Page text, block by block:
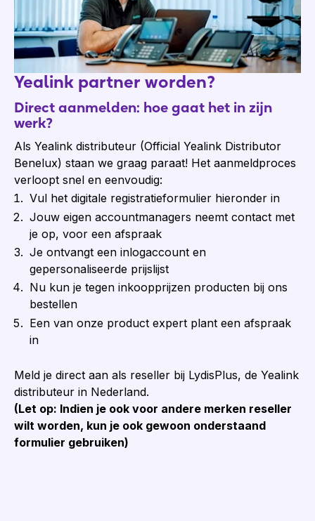
Yealink partner worden?
Direct aanmelden: hoe gaat het in zijn
werk?
Als Yealink distributeur (Official Yealink Distributor
Benelux) staan we graag paraat! Het aanmeldproces
verloopt snel en eenvoudig:
Vul het digitale registratieformulier hieronder in
Jouw eigen accountmanagers neemt contact met
je op, voor een afspraak
Je ontvangt een inlogaccount en
gepersonaliseerde prijslijst
Nu kun je tegen inkoopprijzen producten bij ons
bestellen
Een van onze product expert plant een afspraak
in
Meld je direct aan als reseller bij LydisPlus, de Yealink
distributeur in Nederland.
(Let op: Indien je ook voor andere merken reseller
wilt worden, kun je ook gewoon onderstaand
formulier gebruiken)